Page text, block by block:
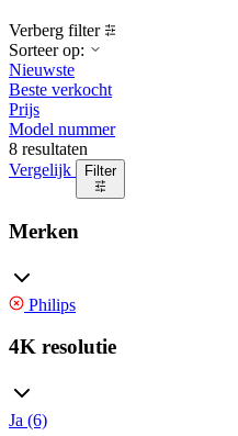
Verberg filter
Sorteer op:
Nieuwste
Beste verkocht
Prijs
Model nummer
8 resultaten
Vergelijk
Filter
Merken
Philips
4K resolutie
Ja (6)